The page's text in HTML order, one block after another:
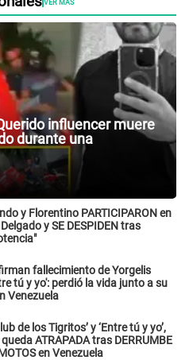
influencer muere
durante una
y Florentino PARTICIPARON en
y SE DESPIDEN tras
fallecimiento de Yorgelis
tú y yo': perdió la vida junto a su
Venezuela
de los Tigritos’ y ‘Entre tú y yo’,
ATRAPADA tras DERRUMBE
en Venezuela